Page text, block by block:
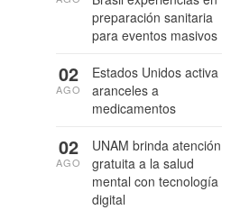
preparación sanitaria
para eventos masivos
Estados Unidos activa
aranceles a
medicamentos
02
AGO
UNAM brinda atención
gratuita a la salud
mental con tecnología
digital
02
AGO